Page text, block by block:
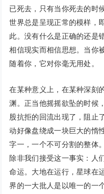
已死去，只有当你死去的时
世界总是呈现正常的模样，
此。没有什么是正确的还是
相信现实而相信思想。当你
随着你，它对你毫无用处。
在某种意义上，在某种深刻
渊。正当他摇摇欲坠的时候
股抗拒的回流出现了，阻止
动好像盘绕成一块巨大的惰
字一，一个不可分割的整体
除非我们接受这一事实：人
命运。大地在运行，星球在
界的一大批人是以唯一的一